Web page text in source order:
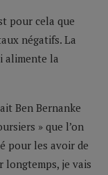
pour cela que
négatifs. La
alimente la
Ben Bernanke
» que l’on
pour les avoir de
longtemps, je vais